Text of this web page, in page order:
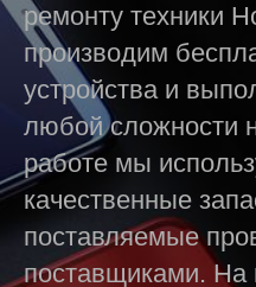
ремонту техники
производим
устройства и
любой сложности
работе мы
качественные
поставляемые
поставщиками.